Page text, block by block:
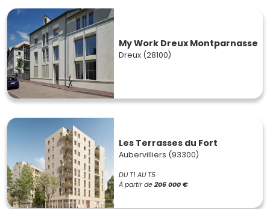
My Work Dreux Montparnasse
Dreux (28100)
Les Terrasses du Fort
Aubervilliers (93300)
DU T1 AU T5
À partir de206 000 €